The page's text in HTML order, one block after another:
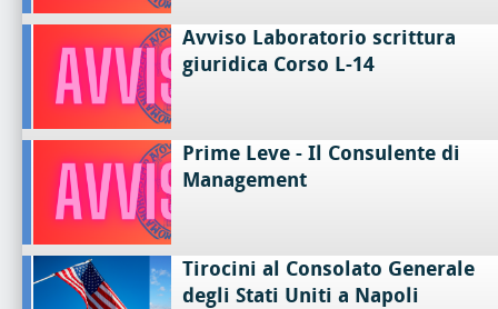
Avviso Laboratorio scrittura
giuridica Corso L-14
Prime Leve - Il Consulente di
Management
Tirocini al Consolato Generale
degli Stati Uniti a Napoli